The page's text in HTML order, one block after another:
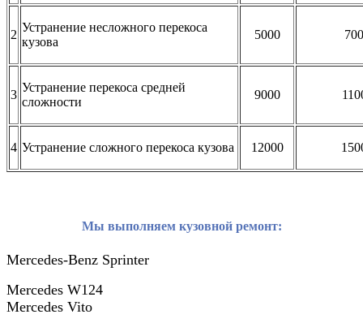
2
Устранение несложного перекоса
кузова
5000
3
Устранение перекоса средней
сложности
9000
4 Устранение сложного перекоса кузова 12000
Мы выполняем кузовной ремонт:
Mercedes-Benz Sprinter
Mercedes W124
Mercedes Vito